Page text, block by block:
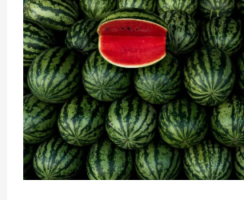
des
pêchers
à
partir
de
noyau